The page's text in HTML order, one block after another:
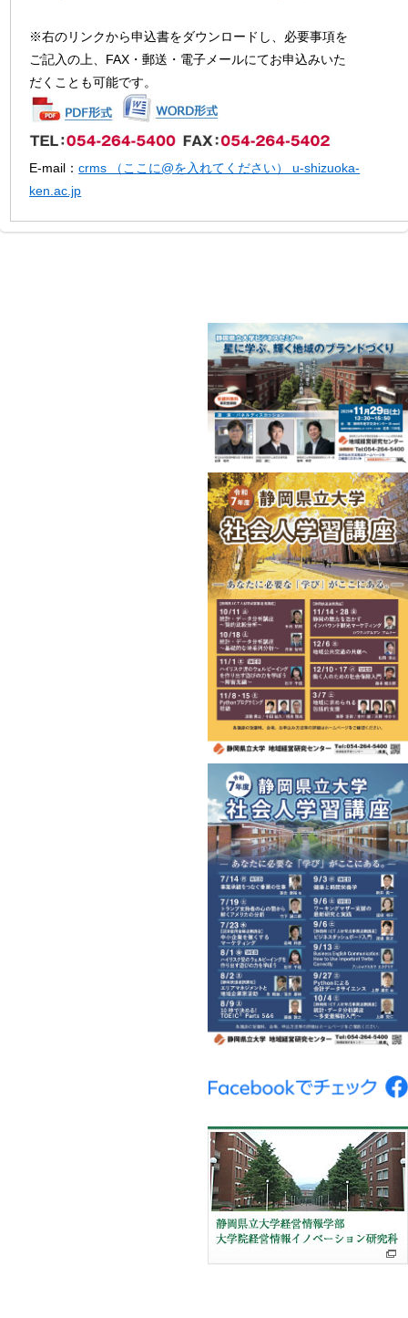
※右のリンクから申込書をダウンロードし、必要事項を
ご記入の上、FAX・郵送・電子メールにてお申込みいた
だくことも可能です。
E-mail：crms （ここに@を入れてください） u-shizuoka-
ken.ac.jp